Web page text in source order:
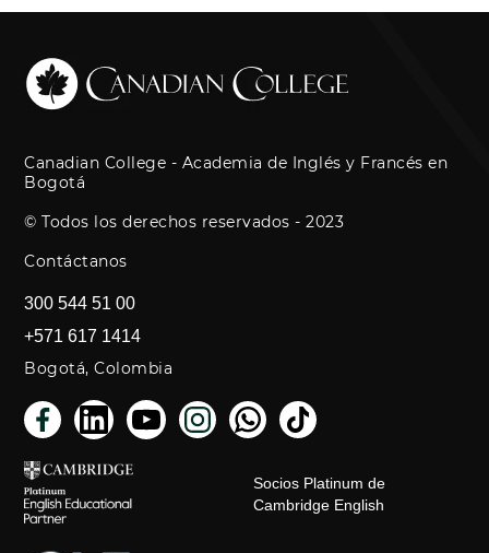
Canadian College - Academia de Inglés y Francés en
Bogotá
© Todos los derechos reservados - 2023
Contáctanos
300 544 51 00
+571 617 1414
Bogotá, Colombia
Socios Platinum de
Cambridge English